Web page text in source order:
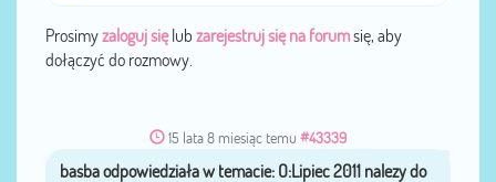
Prosimyzaloguj sięlub zarejestruj się na forumsię, aby
dołączyć do rozmowy.
15 lata 8 miesiąc temu #43339
przezbasba